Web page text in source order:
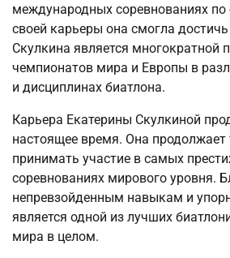
международных соревнованиях по
своей карьеры она смогла
Скулкина является многократной
чемпионатов мира и Европы в
и дисциплинах биатлона.
Карьера Екатерины Скулкиной
настоящее время. Она продолжает
принимать участие в самых
соревнованиях мирового уровня.
непревзойденным навыкам и
является одной из лучших
мира в целом.